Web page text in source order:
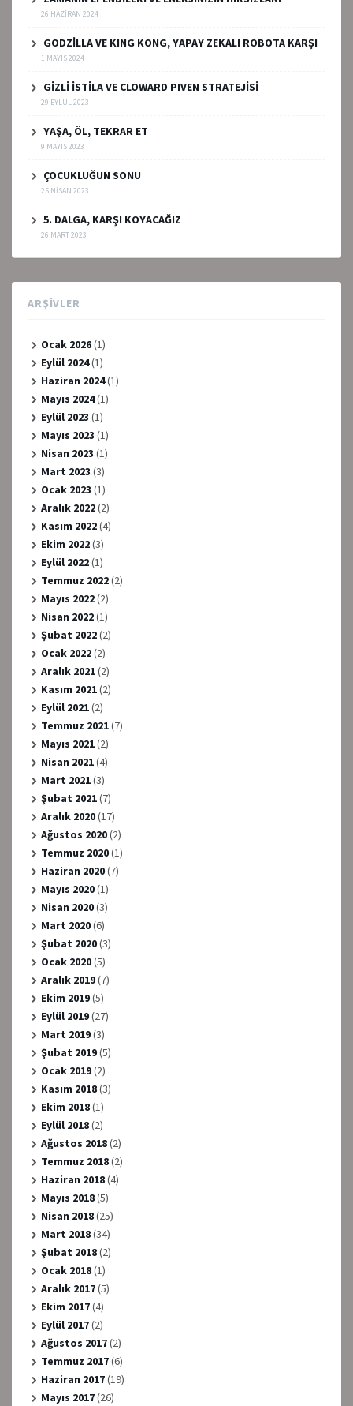
26 HAZIRAN 2024
GODZİLLA VE KING KONG, YAPAY ZEKALI ROBOTA KARŞI
1 MAYIS 2024
GİZLİ İSTİLA VE CLOWARD PIVEN STRATEJİSİ
29 EYLÜL 2023
YAŞA, ÖL, TEKRAR ET
9 MAYIS 2023
ÇOCUKLUĞUN SONU
25 NISAN 2023
5. DALGA, KARŞI KOYACAĞIZ
26 MART 2023
ARŞIVLER
Ocak 2026(1)
Eylül 2024(1)
Haziran 2024(1)
Mayıs 2024(1)
Eylül 2023 (1)
Mayıs 2023 (1)
Nisan 2023 (1)
Mart 2023 (3)
Ocak 2023 (1)
Aralık 2022(2)
Kasım 2022(4)
Ekim 2022(3)
Eylül 2022(1)
Temmuz 2022(2)
Mayıs 2022(2)
Nisan 2022(1)
Şubat 2022(2)
Ocak 2022(2)
Aralık 2021(2)
Kasım 2021(2)
Eylül 2021(2)
Temmuz 2021(7)
Mayıs 2021(2)
Nisan 2021(4)
Mart 2021(3)
Şubat 2021(7)
Aralık 2020(17)
Ağustos 2020(2)
Temmuz 2020(1)
Haziran 2020(7)
Mayıs 2020(1)
Nisan 2020(3)
Mart 2020(6)
Şubat 2020(3)
Ocak 2020(5)
Aralık 2019(7)
Ekim 2019(5)
Eylül 2019(27)
Mart 2019(3)
Şubat 2019(5)
Ocak 2019(2)
Kasım 2018(3)
Ekim 2018(1)
Eylül 2018(2)
Ağustos 2018(2)
Temmuz 2018(2)
Haziran 2018(4)
Mayıs 2018(5)
Nisan 2018(25)
Mart 2018(34)
Şubat 2018(2)
Ocak 2018(1)
Aralık 2017(5)
Ekim 2017(4)
Eylül 2017(2)
Ağustos 2017(2)
Temmuz 2017(6)
Haziran 2017(19)
Mayıs 2017(26)